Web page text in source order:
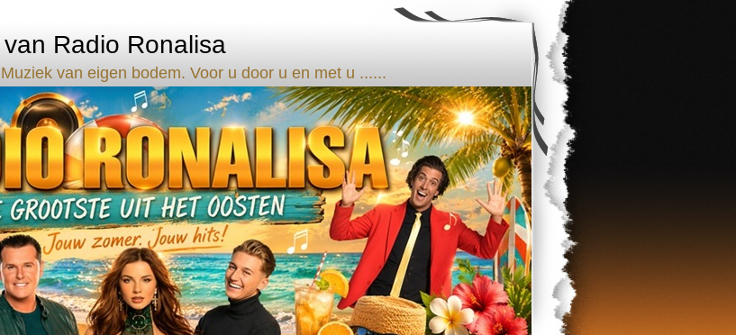
Radio Ronalisa
van eigen bodem. Voor u door u en met u ......